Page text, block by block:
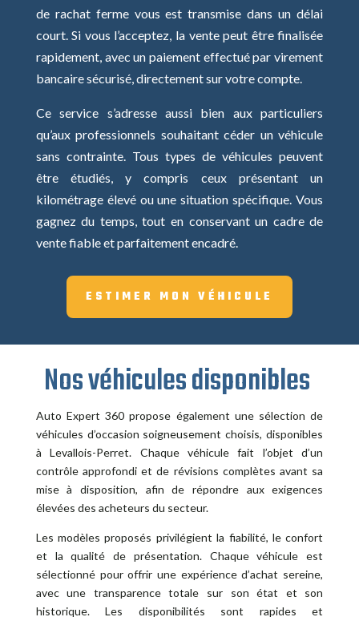
de rachat ferme vous est transmise dans un délai
court. Si vous l’acceptez, la vente peut être finalisée
rapidement, avec un paiement effectué par virement
bancaire sécurisé, directement sur votre compte.
Ce service s’adresse aussi bien aux particuliers
qu’aux professionnels souhaitant céder un véhicule
sans contrainte. Tous types de véhicules peuvent
être étudiés, y compris ceux présentant un
kilométrage élevé ou une situation spécifique. Vous
gagnez du temps, tout en conservant un cadre de
vente fiable et parfaitement encadré.
ESTIMER MON VÉHICULE
Nos véhicules disponibles
Auto Expert 360 propose également une sélection de
véhicules d’occasion soigneusement choisis, disponibles
à Levallois-Perret. Chaque véhicule fait l’objet d’un
contrôle approfondi et de révisions complètes avant sa
mise à disposition, afin de répondre aux exigences
élevées des acheteurs du secteur.
Les modèles proposés privilégient la fiabilité, le confort
et la qualité de présentation. Chaque véhicule est
sélectionné pour offrir une expérience d’achat sereine,
avec une transparence totale sur son état et son
historique. Les disponibilités sont rapides et